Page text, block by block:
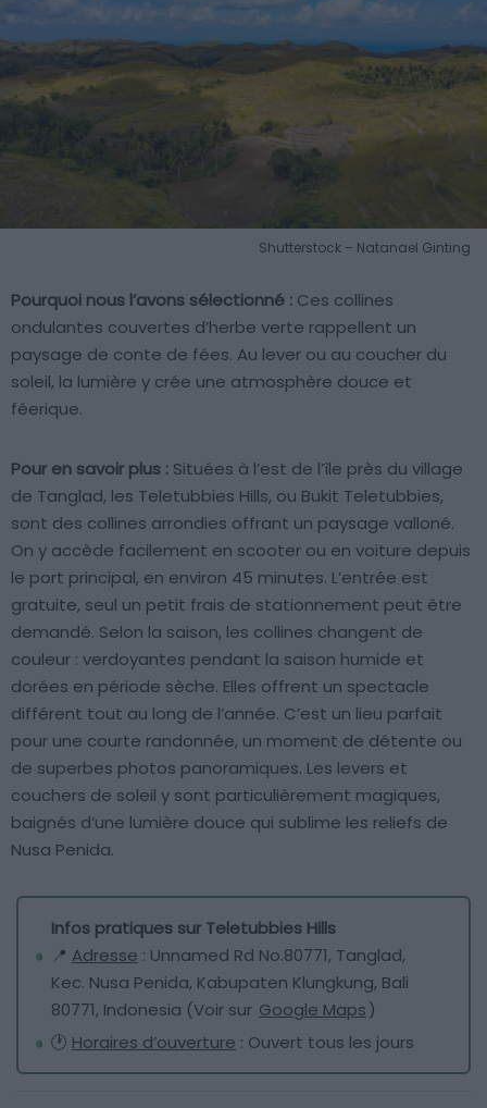
Shutterstock – Natanael Ginting
Pourquoi nous l’avons sélectionné : Ces collines
ondulantes couvertes d’herbe verte rappellent un
paysage de conte de fées. Au lever ou au coucher du
soleil, la lumière y crée une atmosphère douce et
féerique.
Pour en savoir plus : Situées à l’est de l’île près du village
de Tanglad, les Teletubbies Hills, ou Bukit Teletubbies,
sont des collines arrondies offrant un paysage valloné.
On y accède facilement en scooter ou en voiture depuis
le port principal, en environ 45 minutes. L’entrée est
gratuite, seul un petit frais de stationnement peut être
demandé. Selon la saison, les collines changent de
couleur : verdoyantes pendant la saison humide et
dorées en période sèche. Elles offrent un spectacle
différent tout au long de l’année. C’est un lieu parfait
pour une courte randonnée, un moment de détente ou
de superbes photos panoramiques. Les levers et
couchers de soleil y sont particulièrement magiques,
baignés d’une lumière douce qui sublime les reliefs de
Nusa Penida.
Infos pratiques sur Teletubbies Hills
📍 Adresse : Unnamed Rd No.80771, Tanglad,
Kec. Nusa Penida, Kabupaten Klungkung, Bali
80771, Indonesia (Voir sur Google Maps)
🕐 Horaires d’ouverture : Ouvert tous les jours